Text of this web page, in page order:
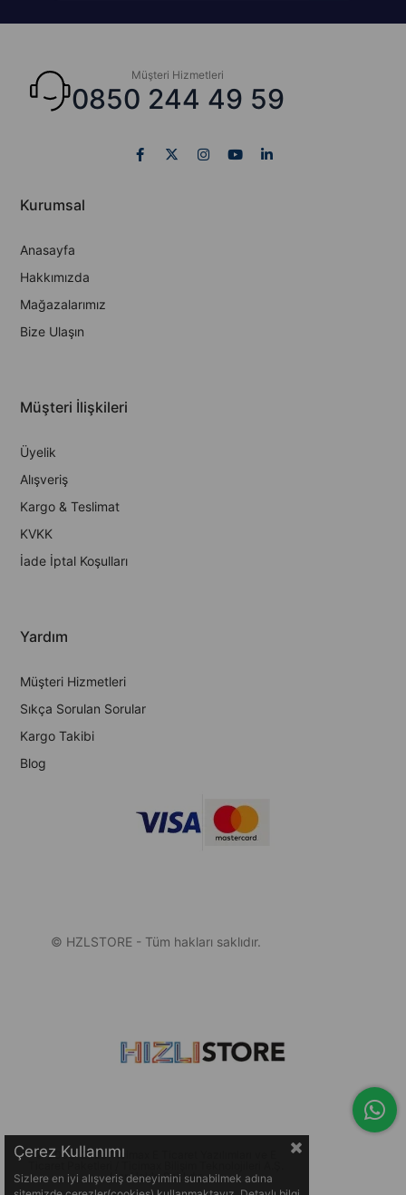
Müşteri Hizmetleri
0850 244 49 59
Kurumsal
Anasayfa
Hakkımızda
Mağazalarımız
Bize Ulaşın
Müşteri İlişkileri
Üyelik
Alışveriş
Kargo & Teslimat
KVKK
İade İptal Koşulları
Yardım
Müşteri Hizmetleri
Sıkça Sorulan Sorular
Kargo Takibi
Blog
© HZLSTORE - Tüm hakları saklıdır.
© 2005-2026 Ticimax E Ticaret Yazılımları ve E
Her Hakkı Saklıdır.
Çerez Kullanımı
Sizlere en iyi alışveriş deneyimini sunabilmek adına